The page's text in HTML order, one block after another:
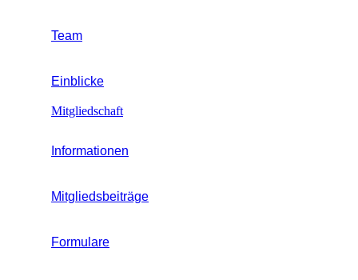
Team
Einblicke
Mitgliedschaft
Informationen
Mitgliedsbeiträge
Formulare